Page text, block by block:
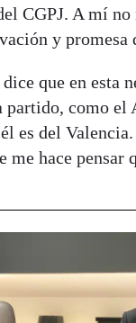
CGPJ. A mí no
y promesa
que en esta
partido, como el
es del
me hace pensar